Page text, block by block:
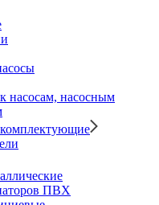
насосам, насосным
ПВХ